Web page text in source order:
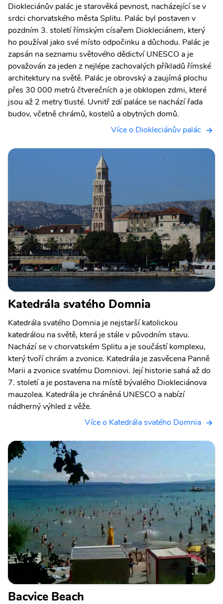
Diokleciánův palác je starověká pevnost, nacházející se v
srdci chorvatského města Splitu. Palác byl postaven v
pozdním 3. století římským císařem Diokleciánem, který
ho používal jako své místo odpočinku a důchodu. Palác je
zapsán na seznamu světového dědictví UNESCO a je
považován za jeden z nejlépe zachovalých příkladů římské
architektury na světě. Palác je obrovský a zaujímá plochu
přes 30 000 metrů čtverečních a je obklopen zdmi, které
jsou až 2 metry tlusté. Uvnitř zdí paláce se nachází řada
budov, včetně chrámů, kostelů a obytných domů.
Více o Diokleciánův palác
Katedrála svatého Domnia
Katedrála svatého Domnia je nejstarší katolickou
katedrálou na světě, která je stále v původním stavu.
Nachází se v chorvatském Splitu a je součástí komplexu,
který tvoří chrám a zvonice. Katedrála je zasvěcena Panně
Marii a zvonice svatému Domniovi. Její historie sahá až do
7. století a je postavena na místě bývalého Diokleciánova
mauzolea. Katedrála je chráněná UNESCO a nabízí
nádherný výhled z věže.
Více o Katedrála svatého Domnia
Bacvice Beach